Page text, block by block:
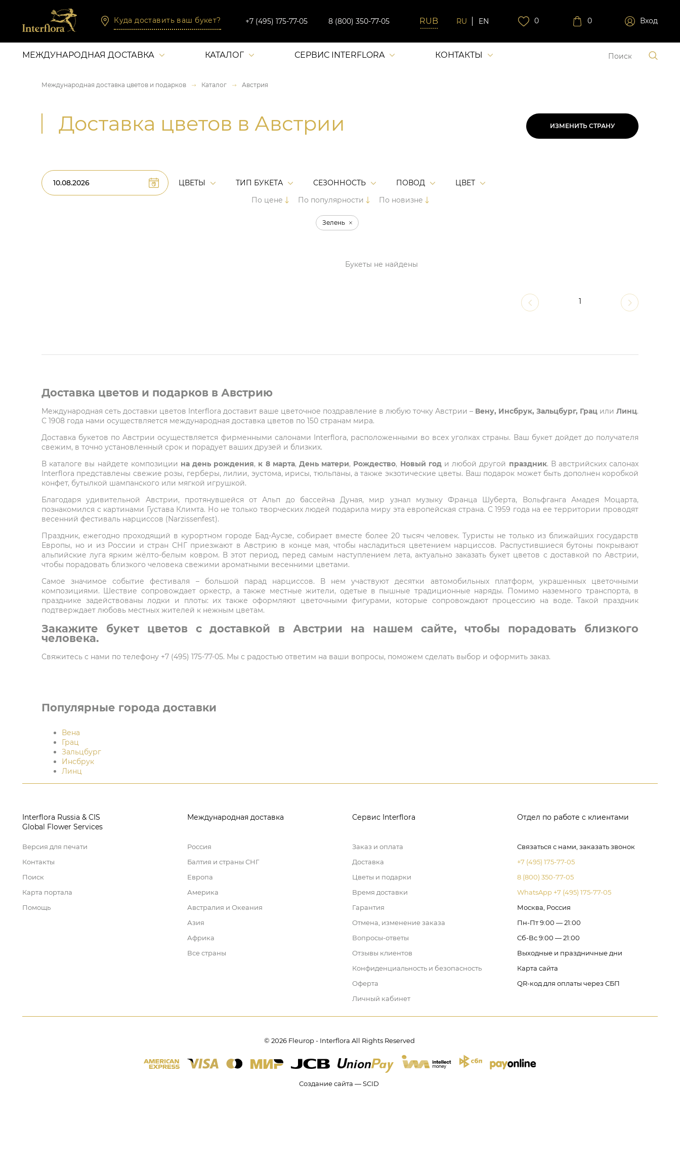
Куда доставить ваш букет? +7 (495) 175-77-05 8 (800) 350-77-05 RU EN 0 0 Вход
МЕЖДУНАРОДНАЯ ДОСТАВКА КАТАЛОГ СЕРВИС INTERFLORA КОНТАКТЫ
Международная доставка цветов и подарков Каталог Австрия
Доставка цветов в Австрии ИЗМЕНИТЬ СТРАНУ
ЦВЕТЫ ТИП БУКЕТА СЕЗОННОСТЬ ПОВОД
ЦВЕТ
По цене
По популярности По новизне
Зелень
Букеты не найдены
1
Доставка цветов и подарков в Австрию
Международная сеть доставки цветов Interflora доставит ваше цветочное поздравление в любую точку Австрии – Вену, Инсбрук, Зальцбург, Грац или Линц.
С 1908 года нами осуществляется международная доставка цветов по 150 странам мира.
Доставка букетов по Австрии осуществляется фирменными салонами Interflora, расположенными во всех уголках страны. Ваш букет дойдет до получателя
свежим, в точно установленный срок и порадует ваших друзей и близких.
В каталоге вы найдете композиции на день рождения, к 8 марта,День матери, Рождество, Новый годи любой другой праздник. В австрийских салонах
Interflora представлены свежие розы, герберы, лилии, эустома, ирисы, тюльпаны, а также экзотические цветы. Ваш подарок может быть дополнен коробкой
конфет, бутылкой шампанского или мягкой игрушкой.
Благодаря удивительной Австрии, протянувшейся от Альп до бассейна Дуная, мир узнал музыку Франца Шуберта, Вольфганга Амадея Моцарта,
познакомился с картинами Густава Климта. Но не только творческих людей подарила миру эта европейская страна. С 1959 года на ее территории проводят
весенний фестиваль нарциссов (Narzissenfest).
Праздник, ежегодно проходящий в курортном городе Бад-Аусзе, собирает вместе более 20 тысяч человек. Туристы не только из ближайших государств
Европы, но и из России и стран СНГ приезжают в Австрию в конце мая, чтобы насладиться цветением нарциссов. Распустившиеся бутоны покрывают
альпийские луга ярким жёлто-белым ковром. В этот период, перед самым наступлением лета, актуально заказать букет цветов с доставкой по Австрии,
чтобы порадовать близкого человека свежими ароматными весенними цветами.
Самое значимое событие фестиваля – большой парад нарциссов. В нем участвуют десятки автомобильных платформ, украшенных цветочными
композициями. Шествие сопровождает оркестр, а также местные жители, одетые в пышные традиционные наряды. Помимо наземного транспорта, в
празднике задействованы лодки и плоты: их также оформляют цветочными фигурами, которые сопровождают процессию на воде. Такой праздник
подтверждает любовь местных жителей к нежным цветам.
Закажите букет цветов с доставкой в Австрии на нашем сайте, чтобы порадовать близкого
человека.
Свяжитесь с нами по телефону +7 (495) 175-77-05. Мы с радостью ответим на ваши вопросы, поможем сделать выбор и оформить заказ.
Популярные города доставки
Вена
Грац
Зальцбург
Инсбрук
Линц
Interflora Russia & CIS
Global Flower Services
Версия для печати
Контакты
Поиск
Карта портала
Помощь
Международная доставка
Россия
Балтия и страны СНГ
Европа
Америка
Австралия и Океания
Азия
Африка
Все страны
Сервис Interflora
Заказ и оплата
Доставка
Цветы и подарки
Время доставки
Гарантия
Отмена, изменение заказа
Вопросы-ответы
Отзывы клиентов
Конфиденциальность и безопасность
Оферта
Личный кабинет
Отдел по работе с клиентами
Связаться с нами, заказать звонок
+7 (495) 175-77-05
8 (800) 350-77-05
WhatsApp +7 (495) 175-77-05
Москва, Россия
Пн-Пт 9:00 — 21:00
Сб-Вс 9:00 — 21:00
Выходные и праздничные дни
Карта сайта
QR-код для оплаты через СБП
© 2026 Fleurop - Interflora All Rights Reserved
Создание сайта — SCID